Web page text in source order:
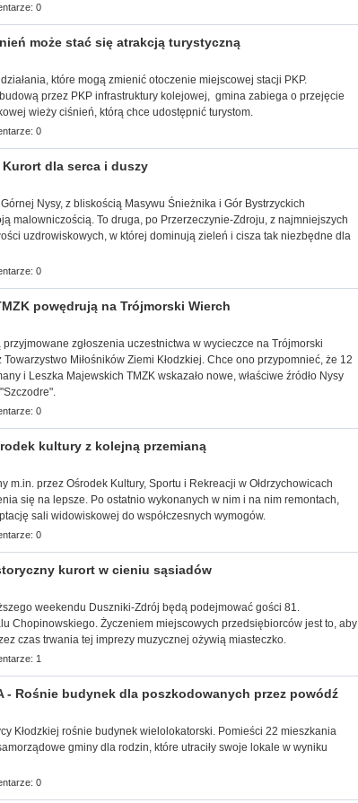
0
może stać się atrakcją turystyczną
które mogą zmienić otoczenie miejscowej stacji PKP.
przez PKP infrastruktury kolejowej, gmina zabiega o przejęcie
wieży ciśnień, którą chce udostępnić turystom.
0
Kurort dla serca i duszy
Górnej Nysy, z bliskością Masywu Śnieżnika i Gór Bystrzyckich
malowniczością. To druga, po Przerzeczynie-Zdroju, z najmniejszych
uzdrowiskowych, w której dominują zieleń i cisza tak niezbędne dla
0
powędrują na Trójmorski Wierch
przyjmowane zgłoszenia uczestnictwa w wycieczce na Trójmorski
Miłośników Ziemi Kłodzkiej. Chce ono przypomnieć, że 12
i Leszka Majewskich TMZK wskazało nowe, właściwe źródło Nysy
0
kultury z kolejną przemianą
m.in. przez Ośrodek Kultury, Sportu i Rekreacji w Ołdrzychowicach
się na lepsze. Po ostatnio wykonanych w nim i na nim remontach,
sali widowiskowej do współczesnych wymogów.
0
kurort w cieniu sąsiadów
weekendu Duszniki-Zdrój będą podejmować gości 81.
Chopinowskiego. Życzeniem miejscowych przedsiębiorców jest to, aby
czas trwania tej imprezy muzycznej ożywią miasteczko.
1
- Rośnie budynek dla poszkodowanych przez powódź
Kłodzkiej rośnie budynek wielolokatorski. Pomieści 22 mieszkania
gminy dla rodzin, które utraciły swoje lokale w wyniku
0